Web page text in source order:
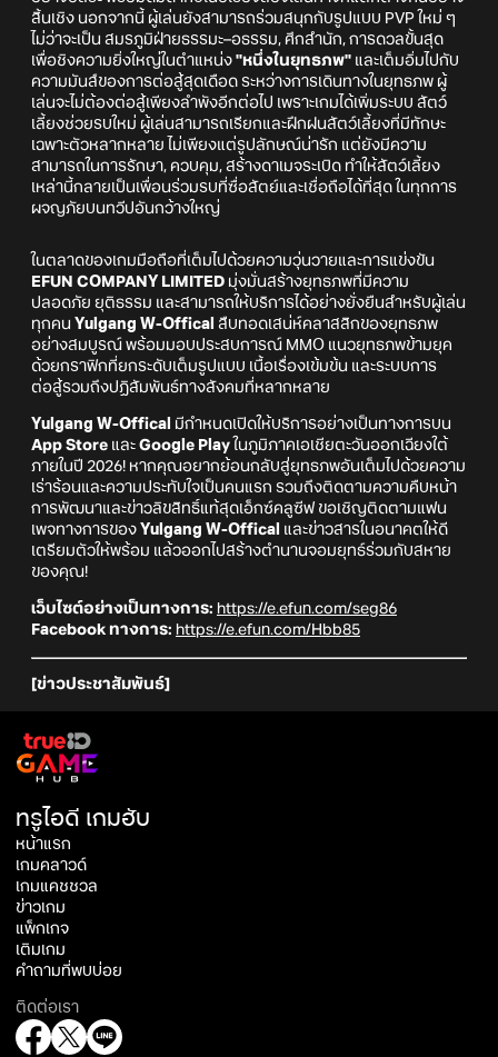
สิ้นเชิง นอกจากนี้ ผู้เล่นยังสามารถร่วมสนุกกับรูปแบบ PVP ใหม่ ๆ
ไม่ว่าจะเป็น สมรภูมิฝ่ายธรรมะ–อธรรม, ศึกสำนัก, การดวลขั้นสุด
เพื่อชิงความยิ่งใหญ่ในตำแหน่ง "หนึ่งในยุทธภพ" และเต็มอิ่มไปกับ
ความมันส์ของการต่อสู้สุดเดือด ระหว่างการเดินทางในยุทธภพ ผู้
เล่นจะไม่ต้องต่อสู้เพียงลำพังอีกต่อไป เพราะเกมได้เพิ่มระบบ สัตว์
เลี้ยงช่วยรบใหม่ ผู้เล่นสามารถเรียกและฝึกฝนสัตว์เลี้ยงที่มีทักษะ
เฉพาะตัวหลากหลาย ไม่เพียงแต่รูปลักษณ์น่ารัก แต่ยังมีความ
สามารถในการรักษา, ควบคุม, สร้างดาเมจระเบิด ทำให้สัตว์เลี้ยง
เหล่านี้กลายเป็นเพื่อนร่วมรบที่ซื่อสัตย์และเชื่อถือได้ที่สุด ในทุกการ
ผจญภัยบนทวีปอันกว้างใหญ่
ในตลาดของเกมมือถือที่เต็มไปด้วยความวุ่นวายและการแข่งขัน
EFUN COMPANY LIMITED มุ่งมั่นสร้างยุทธภพที่มีความ
ปลอดภัย ยุติธรรม และสามารถให้บริการได้อย่างยั่งยืนสำหรับผู้เล่น
ทุกคน Yulgang W-Offical สืบทอดเสน่ห์คลาสสิกของยุทธภพ
อย่างสมบูรณ์ พร้อมมอบประสบการณ์ MMO แนวยุทธภพข้ามยุค
ด้วยกราฟิกที่ยกระดับเต็มรูปแบบ เนื้อเรื่องเข้มข้น และระบบการ
ต่อสู้รวมถึงปฏิสัมพันธ์ทางสังคมที่หลากหลาย
Yulgang W-Offical มีกำหนดเปิดให้บริการอย่างเป็นทางการบน
App Store และ Google Play ในภูมิภาคเอเชียตะวันออกเฉียงใต้
ภายในปี 2026! หากคุณอยากย้อนกลับสู่ยุทธภพอันเต็มไปด้วยความ
เร่าร้อนและความประทับใจเป็นคนแรก รวมถึงติดตามความคืบหน้า
การพัฒนาและข่าวลิขสิทธิ์แท้สุดเอ็กซ์คลูซีฟ ขอเชิญติดตามแฟน
เพจทางการของ Yulgang W-Offical และข่าวสารในอนาคตให้ดี
เตรียมตัวให้พร้อม แล้วออกไปสร้างตำนานจอมยุทธ์ร่วมกับสหาย
ของคุณ!
เว็บไซต์อย่างเป็นทางการ: https://e.efun.com/seg86
Facebook ทางการ: https://e.efun.com/Hbb85
[ข่าวประชาสัมพันธ์]
ทรูไอดี เกมฮับ
หน้าแรก
เกมคลาวด์
เกมแคชชวล
ข่าวเกม
แพ็กเกจ
เติมเกม
คำถามที่พบบ่อย
ติดต่อเรา